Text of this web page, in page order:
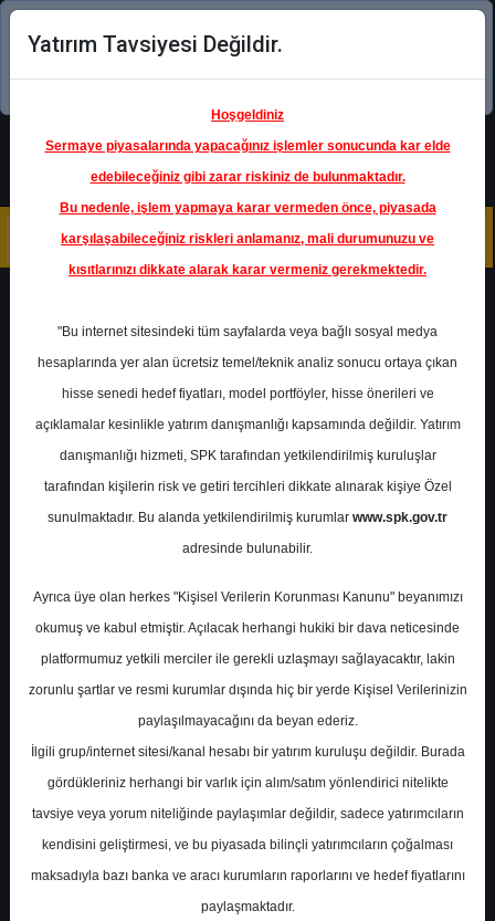
Şimdi uygulamayı indirin!
KRDMD- KARDEMİR KARABÜK
DEMİR ÇELİK (D)
Hedef Fiyat 52.60 ₺
Getiri
%32.90
0 0
En Yüksek Tahmin
Ortalama Fiyat Tahmini 49,54 ₺
Yatırım Tavsiyesi Değildir.
Hoşgeldiniz
Sermaye piyasalarında yapacağınız işlemler sonucunda kar elde
edebileceğiniz gibi zarar riskiniz de bulunmaktadır.
Bu nedenle, işlem yapmaya karar vermeden önce, piyasada
karşılaşabileceğiniz riskleri anlamanız, mali durumunuzu ve
kısıtlarınızı dikkate alarak karar vermeniz gerekmektedir.
"Bu internet sitesindeki tüm sayfalarda veya bağlı sosyal medya
hesaplarında yer alan ücretsiz temel/teknik analiz sonucu ortaya çıkan
hisse senedi hedef fiyatları, model portföyler, hisse önerileri ve
açıklamalar kesinlikle yatırım danışmanlığı kapsamında değildir. Yatırım
danışmanlığı hizmeti, SPK tarafından yetkilendirilmiş kuruluşlar
tarafından kişilerin risk ve getiri tercihleri dikkate alınarak kişiye Özel
sunulmaktadır. Bu alanda yetkilendirilmiş kurumlar www.spk.gov.tr
adresinde bulunabilir.
Ayrıca üye olan herkes "Kişisel Verilerin Korunması Kanunu" beyanımızı
okumuş ve kabul etmiştir. Açılacak herhangi hukiki bir dava neticesinde
platformumuz yetkili merciler ile gerekli uzlaşmayı sağlayacaktır, lakin
zorunlu şartlar ve resmi kurumlar dışında hiç bir yerde Kişisel Verilerinizin
paylaşılmayacağını da beyan ederiz.
İlgili grup/internet sitesi/kanal hesabı bir yatırım kuruluşu değildir. Burada
gördükleriniz herhangi bir varlık için alım/satım yönlendirici nitelikte
tavsiye veya yorum niteliğinde paylaşımlar değildir, sadece yatırımcıların
kendisini geliştirmesi, ve bu piyasada bilinçli yatırımcıların çoğalması
maksadıyla bazı banka ve aracı kurumların raporlarını ve hedef fiyatlarını
paylaşmaktadır.